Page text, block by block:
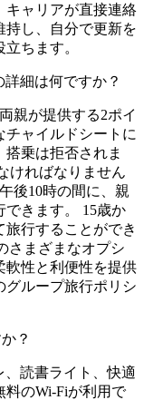
キャリアが直接連絡
持し、自分で更新を
ちます。
細は何ですか？
親が提供する2ポイ
チャイルドシートに
乗は拒否されま
ければなりません
後10時の間に、親
きます。 15歳か
行することができ
さまざまなオプシ
軟性と利便性を提供
グループ旅行ポリシ
？
、読書ライト、快適
料のWi-Fiが利用で